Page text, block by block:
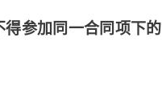
参加同一合同项下的